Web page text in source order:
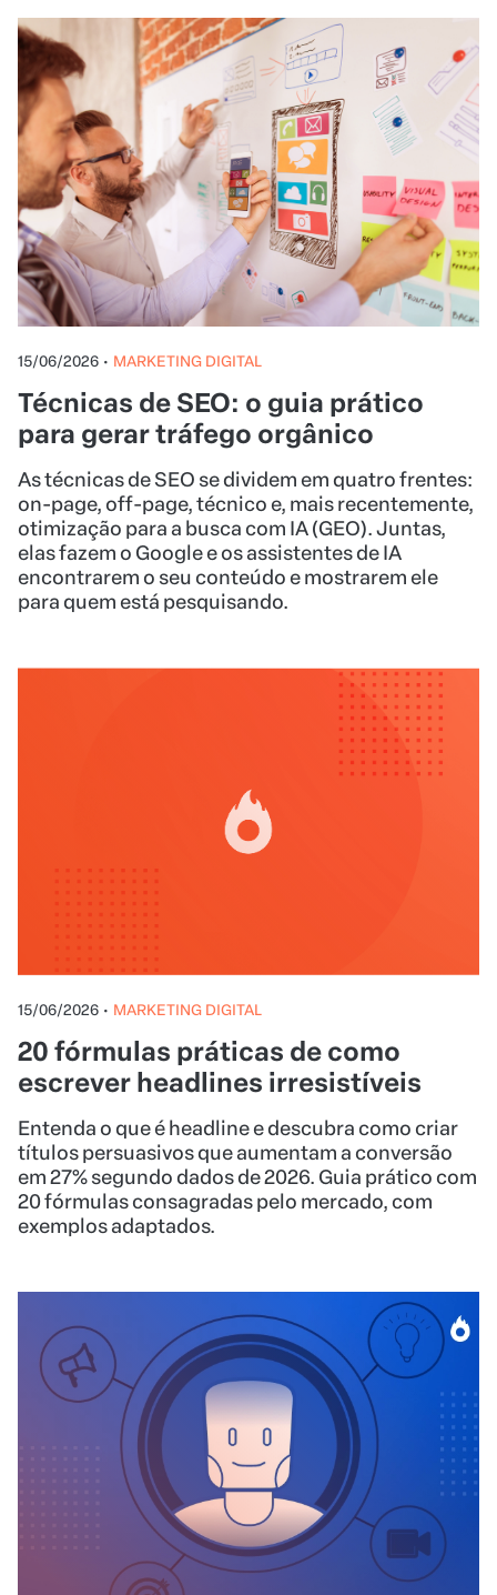
15/06/2026 • MARKETING DIGITAL
Técnicas de SEO: o guia prático
para gerar tráfego orgânico
As técnicas de SEO se dividem em quatro frentes:
on-page, off-page, técnico e, mais recentemente,
otimização para a busca com IA (GEO). Juntas,
elas fazem o Google e os assistentes de IA
encontrarem o seu conteúdo e mostrarem ele
para quem está pesquisando.
15/06/2026 • MARKETING DIGITAL
20 fórmulas práticas de como
escrever headlines irresistíveis
Entenda o que é headline e descubra como criar
títulos persuasivos que aumentam a conversão
em 27% segundo dados de 2026. Guia prático com
20 fórmulas consagradas pelo mercado, com
exemplos adaptados.